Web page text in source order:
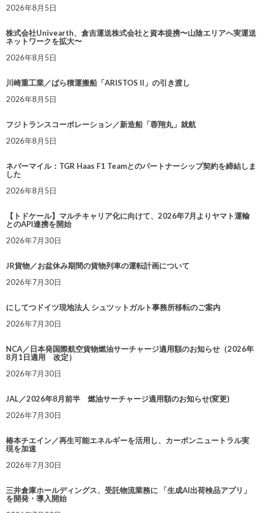
2026年8月5日
株式会社Univearth、倉吉運送株式会社と資本提携〜山陰エリアへ実運送
ネットワークを拡大〜
2026年8月5日
川崎重工業／ばら積運搬船「ARISTOS II」の引き渡し
2026年8月5日
フジトランスコーポレーション／新造船「蓉翔丸」就航
2026年8月5日
ネバーマイル：TGR Haas F1 Teamとのパートナーシップ契約を締結しま
した
2026年8月5日
【トドケール】マルチキャリア化に向けて、2026年7月よりヤマト運輸
とのAPI連携を開始
2026年7月30日
JR貨物／お盆休み期間の貨物列車の運転計画について
2026年7月30日
にしてつドイツ現地法人 シュツットガルト事務所移転のご案内
2026年7月30日
NCA／日本発国際航空貨物燃油サーチャージ適用額のお知らせ（2026年
8月1日適用 改定）
2026年7月30日
JAL／2026年8月前半 燃油サーチャージ適用額のお知らせ(変更)
2026年7月30日
椿本チエイン／再生可能エネルギーを活用し、カーボンニュートラル実
現を加速
2026年7月30日
三井倉庫ホールディングス、受託物流業務に 「生成AI出荷検品アプリ」
を開発・導入開始